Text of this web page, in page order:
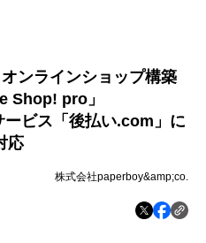
オンラインショップ構築
Shop! pro 」
ービス 「後払い.com 」に
応
株式会社paperboy&amp;co.